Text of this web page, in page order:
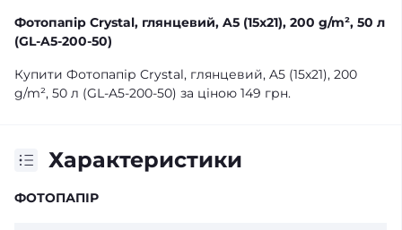
Фотопапір Crystal, глянцевий, A5 (15x21), 200 g/m², 50 л
(GL-A5-200-50)
Купити Фотопапір Crystal, глянцевий, A5 (15x21), 200
g/m², 50 л (GL-A5-200-50) за ціною 149 грн.
Характеристики
ФОТОПАПІР